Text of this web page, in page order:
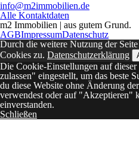
info@m2immobilien.de
Alle Kontaktdaten
m2 Immobilien | aus gutem Grund.
AGBImpressumDatenschutz
Durch die weitere Nutzung der
Cookies zu. Datenschutzerklärung
Die Cookie-Einstellungen auf
zulassen" eingestellt, um das beste
du diese Website ohne Änderung
verwendest oder auf "Akzeptieren"
einverstanden.
Schließen